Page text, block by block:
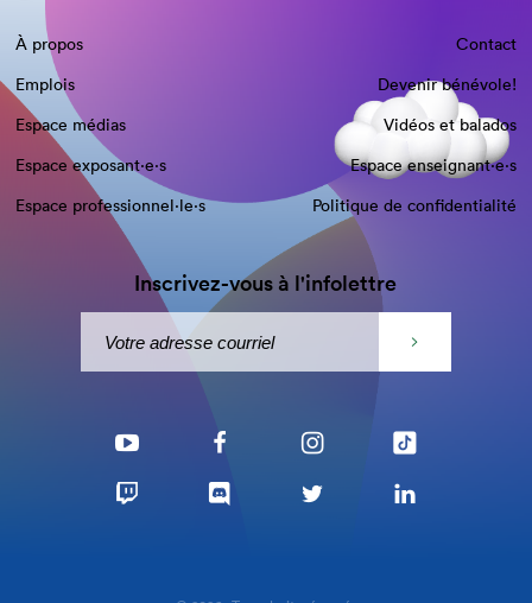
À propos
Contact
Emplois
Devenir bénévole!
Espace médias
Vidéos et balados
Espace exposant·e⋅s
Espace enseignant·e⋅s
Espace professionnel·le⋅s
Politique de confidentialité
Inscrivez-vous à l'infolettre